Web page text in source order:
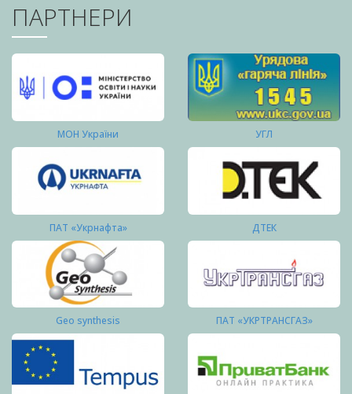
ПАРТНЕРИ
МОН України УГЛ
ПАТ «Укрнафта» ДТЕК
Geo synthesis ПАТ «УКРТРАНСГАЗ»